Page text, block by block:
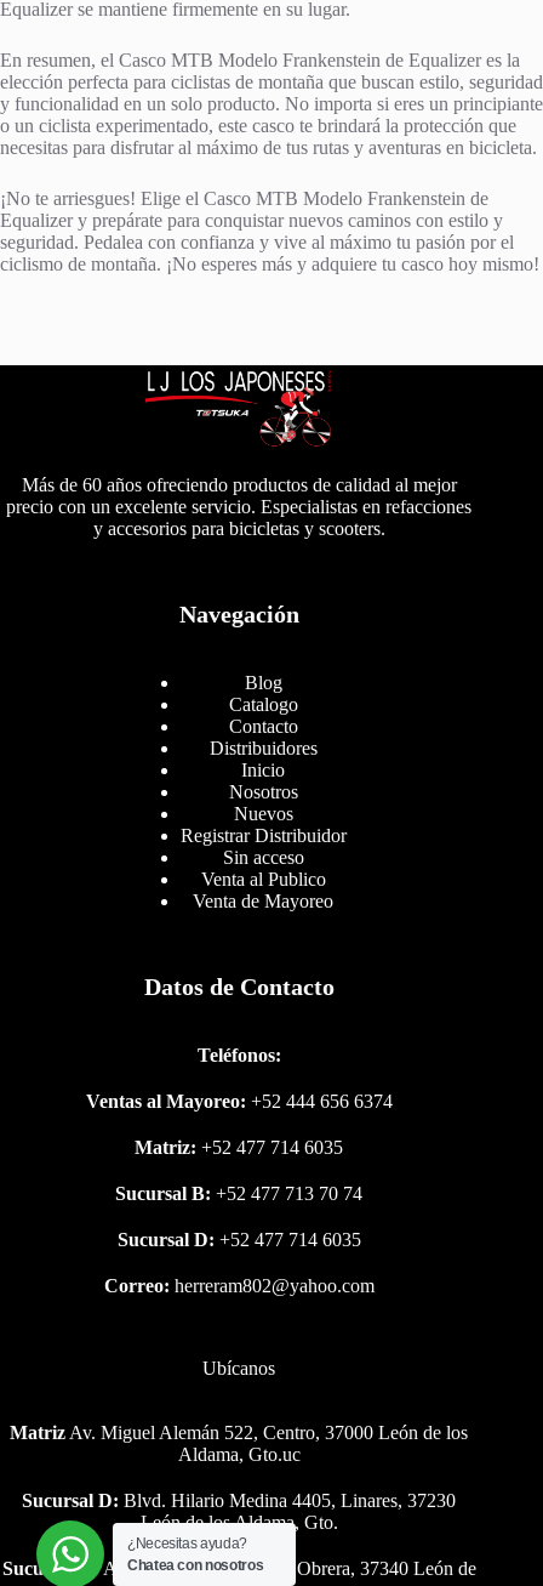
Equalizer se mantiene firmemente en su lugar.
En resumen, el Casco MTB Modelo Frankenstein de Equalizer es la
elección perfecta para ciclistas de montaña que buscan estilo, seguridad
y funcionalidad en un solo producto. No importa si eres un principiante
o un ciclista experimentado, este casco te brindará la protección que
necesitas para disfrutar al máximo de tus rutas y aventuras en bicicleta.
¡No te arriesgues! Elige el Casco MTB Modelo Frankenstein de
Equalizer y prepárate para conquistar nuevos caminos con estilo y
seguridad. Pedalea con confianza y vive al máximo tu pasión por el
ciclismo de montaña. ¡No esperes más y adquiere tu casco hoy mismo!
Más de 60 años ofreciendo productos de calidad al mejor
precio con un excelente servicio. Especialistas en refacciones
y accesorios para bicicletas y scooters.
Navegación
Blog
Catalogo
Contacto
Distribuidores
Inicio
Nosotros
Nuevos
Registrar Distribuidor
Sin acceso
Venta al Publico
Venta de Mayoreo
Datos de Contacto
Teléfonos:
Ventas al Mayoreo: +52 444 656 6374
Matriz: +52 477 714 6035
Sucursal B:+52 477 713 70 74
Sucursal D: +52 477 714 6035
Correo: herreram802@yahoo.com
Ubícanos
Matriz Av. Miguel Alemán 522, Centro, 37000 León de los
Aldama, Gto.uc
Sucursal D: Blvd. Hilario Medina 4405, Linares, 37230
León de los Aldama, Gto.
Sucursal B:Av. Miguel Alemán 216, Obrera, 37340 León de
¿Necesitas ayuda?
Chatea con nosotros